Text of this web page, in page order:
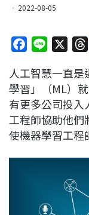
2022-08-05
c
e
b
o
o
n
e
人工智慧一直
學習」（ML）
有更多公司投入
工程師協助他們
使機器學習工程